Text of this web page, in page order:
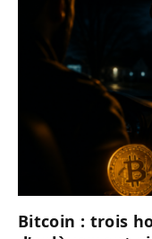
Bitcoin : trois